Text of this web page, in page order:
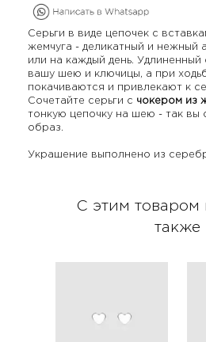
Серьги в виде цепочек с
жемчуга - деликатный и нежный
или на каждый день. Удлиненный
вашу шею и ключицы, а при
покачиваются и привлекают к
Сочетайте серьги с чокером из
тонкую цепочку на шею - так вы
образ.
Украшение выполнено из
С этим товаром
также